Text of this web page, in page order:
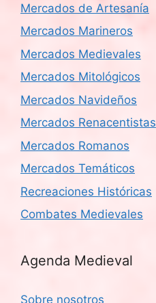
Mercados de Artesanía
Mercados Marineros
Mercados Medievales
Mercados Mitológicos
Mercados Navideños
Mercados Renacentistas
Mercados Romanos
Mercados Temáticos
Recreaciones Históricas
Combates Medievales
Agenda Medieval
Sobre nosotros